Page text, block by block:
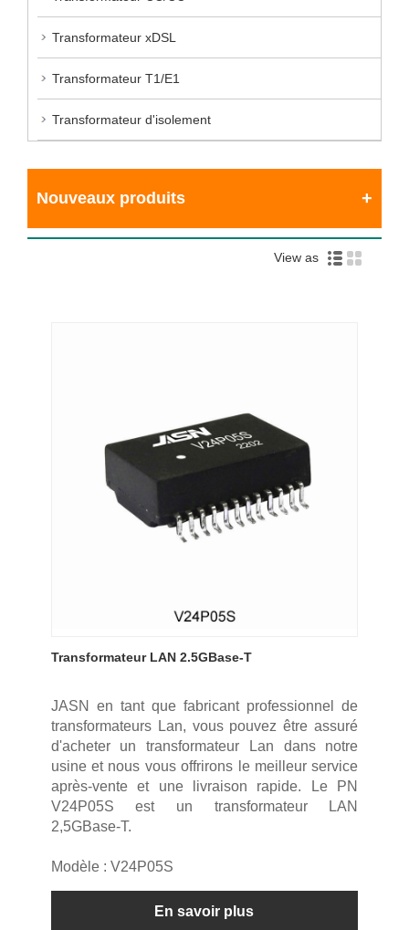
Transformateur xDSL
Transformateur T1/E1
Transformateur d'isolement
Nouveaux produits
View as
Transformateur LAN 2.5GBase-T
JASN en tant que fabricant professionnel de
transformateurs Lan, vous pouvez être assuré
d'acheter un transformateur Lan dans notre
usine et nous vous offrirons le meilleur service
après-vente et une livraison rapide. Le PN
V24P05S est un transformateur LAN
2,5GBase-T.
Modèle : V24P05S
En savoir plus